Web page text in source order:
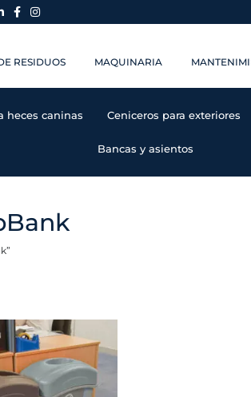
RESIDUOS MAQUINARIA
heces caninas Ceniceros para exteriores
Bancas y asientos